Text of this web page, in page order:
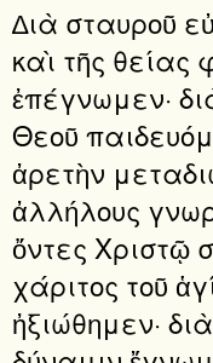
∆ιὰ σταυροῦ
καὶ τῆς θείας
ἐπέγνωμεν·
Θεοῦ
ἀρετὴν
ἀλλήλους
ὄντες Χριστῷ
χάριτος τοῦ
ἠξιώθημεν·